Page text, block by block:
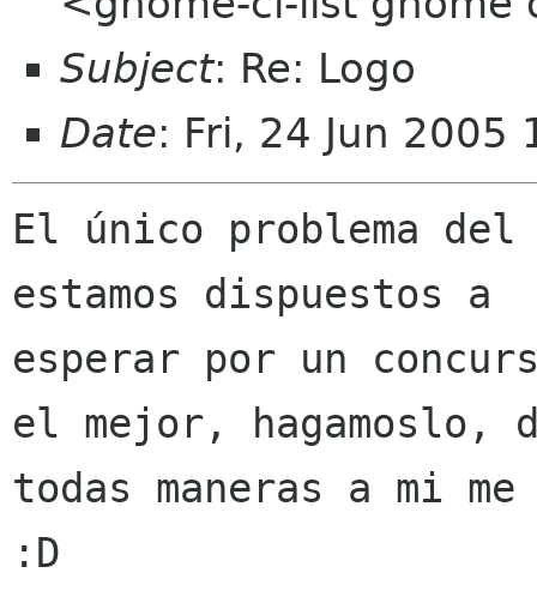
Subject: Re: Logo
Date: Fri, 24 Jun 2005
El único problema
estamos dispuestos a
esperar por un
el mejor, hagamoslo,
todas maneras a mi
:D